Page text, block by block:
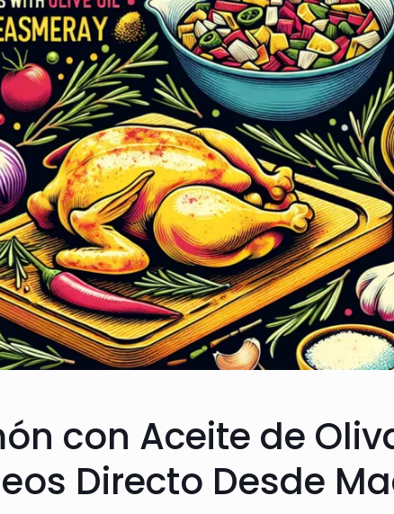
con Aceite de
Directo Desde